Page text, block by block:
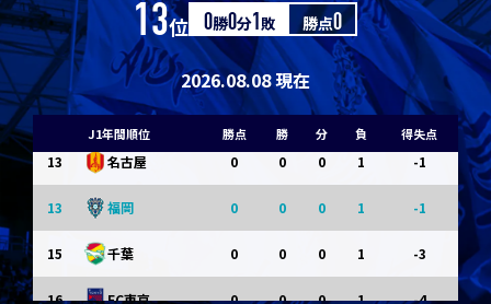
13位 0勝0分1敗 勝点0
2026.08.08 現在
J1年間順位 勝点 勝 分 負 得失点
9 横浜FM 0 0 1 -1
11 水戸 0 0 1 -1
11 岡山 0 0 0 1 -1
13 名古屋 0 0 0 1 -1
13 福岡 0 0 0 1 -1
15 千葉 0 0 0 1 -3
16 FC東京 0 0 0 1 -4